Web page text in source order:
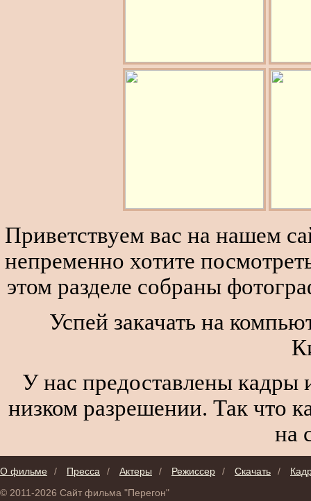
Приветствуем вас на нашем
непременно хотите
этом разделе собраны
Успей закачать на
У нас предоставлены кадры
низком разрешении. Так что
на
О фильме / Пресса / Актеры / Режиссер / Скачать /
© 2011-2026 Сайт фильма "Перегон"